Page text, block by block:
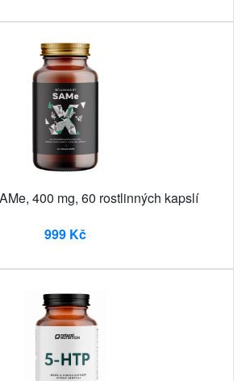
400 mg, 60 rostlinných kapslí
999 Kč